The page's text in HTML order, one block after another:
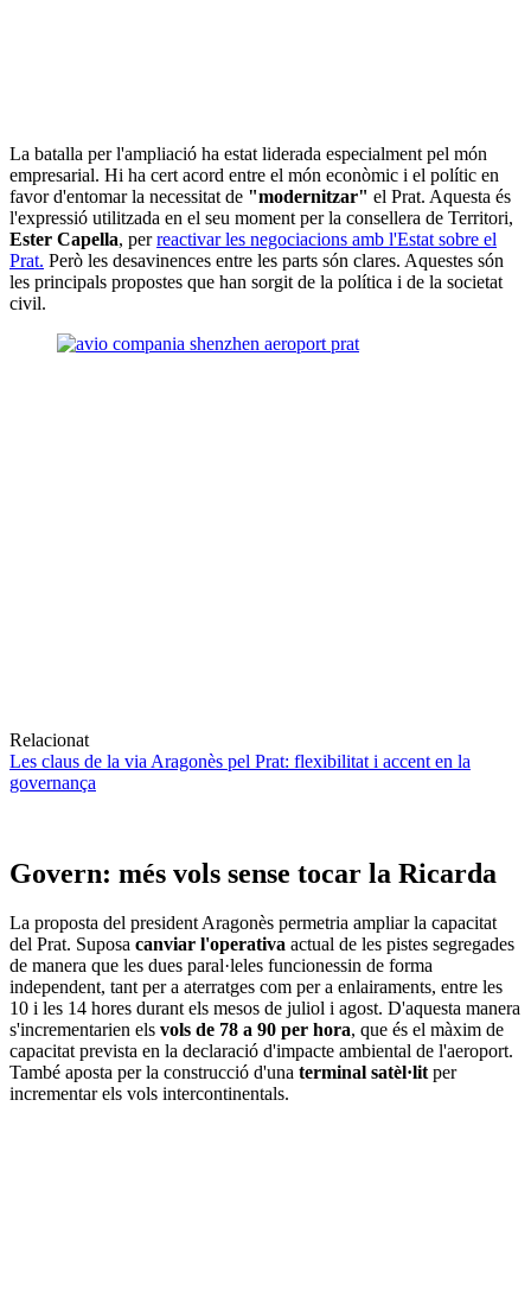
La batalla per l'ampliació ha estat liderada especialment pel món
empresarial. Hi ha cert acord entre el món econòmic i el polític en
favor d'entomar la necessitat de "modernitzar" el Prat. Aquesta és
l'expressió utilitzada en el seu moment per la consellera de Territori,
Ester Capella, perreactivar les negociacions amb l'Estat sobre el
Prat. Però les desavinences entre les parts són clares. Aquestes són
les principals propostes que han sorgit de la política i de la societat
civil.
Relacionat
Les claus de la via Aragonès pel Prat: flexibilitat i accent en la
governança
Govern: més vols sense tocar la Ricarda
La proposta del president Aragonès permetria ampliar la capacitat
del Prat. Suposa canviar l'operativa actual de les pistes segregades
de manera que les dues paral·leles funcionessin de forma
independent, tant per a aterratges com per a enlairaments, entre les
10 i les 14 hores durant els mesos de juliol i agost. D'aquesta manera
s'incrementarien els vols de 78 a 90 per hora, que és el màxim de
capacitat prevista en la declaració d'impacte ambiental de l'aeroport.
També aposta per la construcció d'una terminal satèl·litper
incrementar els vols intercontinentals.